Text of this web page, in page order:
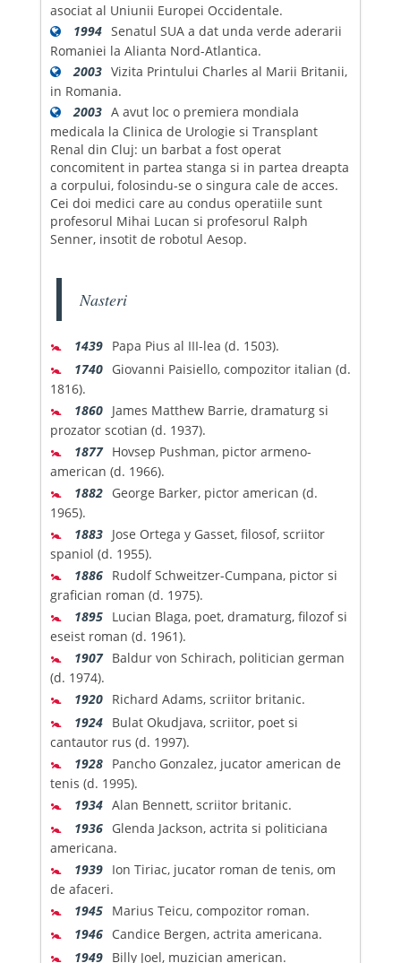
asociat al Uniunii Europei Occidentale.
1994 Senatul SUA a dat unda verde aderarii
Romaniei la Alianta Nord-Atlantica.
2003 Vizita Printului Charles al Marii Britanii,
in Romania.
2003 A avut loc o premiera mondiala
medicala la Clinica de Urologie si Transplant
Renal din Cluj: un barbat a fost operat
concomitent in partea stanga si in partea dreapta
a corpului, folosindu-se o singura cale de acces.
Cei doi medici care au condus operatiile sunt
profesorul Mihai Lucan si profesorul Ralph
Senner, insotit de robotul Aesop.
Nasteri
🚼 1439 Papa Pius al III-lea (d. 1503).
🚼 1740 Giovanni Paisiello, compozitor italian (d.
1816).
🚼 1860 James Matthew Barrie, dramaturg si
prozator scotian (d. 1937).
🚼 1877 Hovsep Pushman, pictor armeno-
american (d. 1966).
🚼 1882 George Barker, pictor american (d.
1965).
🚼 1883 Jose Ortega y Gasset, filosof, scriitor
spaniol (d. 1955).
🚼 1886 Rudolf Schweitzer-Cumpana, pictor si
grafician roman (d. 1975).
🚼 1895 Lucian Blaga, poet, dramaturg, filozof si
eseist roman (d. 1961).
🚼 1907 Baldur von Schirach, politician german
(d. 1974).
🚼 1920 Richard Adams, scriitor britanic.
🚼 1924 Bulat Okudjava, scriitor, poet si
cantautor rus (d. 1997).
🚼 1928 Pancho Gonzalez, jucator american de
tenis (d. 1995).
🚼 1934 Alan Bennett, scriitor britanic.
🚼 1936 Glenda Jackson, actrita si politiciana
americana.
🚼 1939 Ion Tiriac, jucator roman de tenis, om
de afaceri.
🚼 1945 Marius Teicu, compozitor roman.
🚼 1946 Candice Bergen, actrita americana.
🚼 1949 Billy Joel, muzician american.